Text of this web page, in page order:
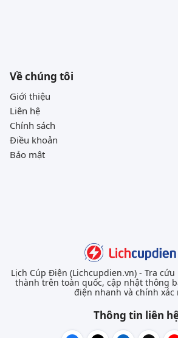
Về chúng tôi
Giới thiệu
Liên hệ
Chính sách
Điều khoản
Bảo mật
Lịch Cúp Điện (Lichcupdien.vn) - Tra
thành trên toàn quốc, cập nhật thông
điện nhanh và chính xác
Thông tin liên